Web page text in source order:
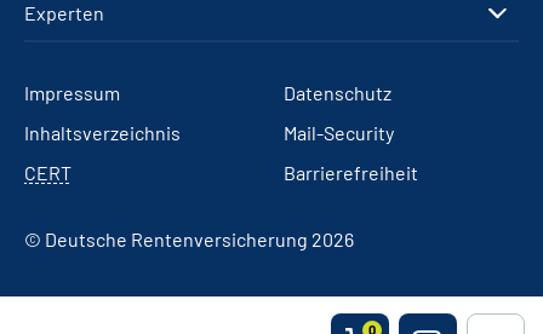
0
Experten
Impressum
Datenschutz
Inhaltsverzeichnis
Mail-Security
CERT
Barrierefreiheit
© Deutsche Rentenversicherung 2026